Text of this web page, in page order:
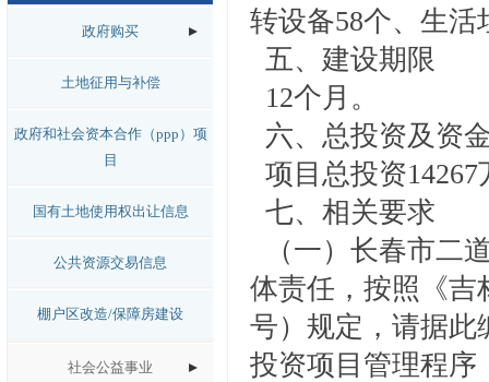
政府购买
土地征用与补偿
政府和社会资本合作（ppp）项
目
国有土地使用权出让信息
公共资源交易信息
棚户区改造/保障房建设
社会公益事业
转设备58个、生活
五、建设期限
12个月 。
六、 总投资及资
项目总投资
七、相关要求
（一） 长春市二
体责任，按照《吉
号）规定，请据此
投资项目管理程序